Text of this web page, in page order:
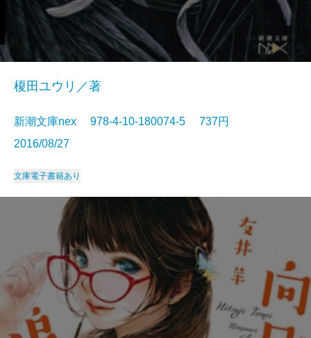
榎田ユウリ／著
新潮文庫nex 978-4-10-180074-5 737円
2016/08/27
文庫電子書籍あり